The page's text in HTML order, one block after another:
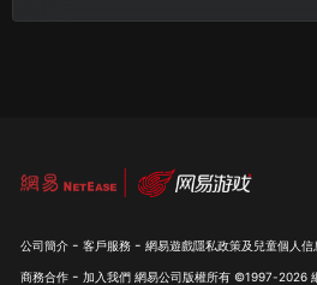
開！
公司簡介 - 客戶服務 - 網易遊戲隱私政策及兒童個人信
商務合作 - 加入我們 網易公司版權所有 ©1997-2026